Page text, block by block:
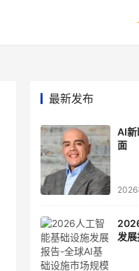
最新发布
AI新
面
2026
发